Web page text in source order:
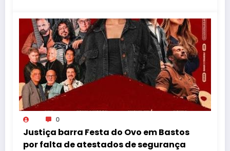
0
Justiça barra Festa do Ovo em Bastos
por falta de atestados de segurança